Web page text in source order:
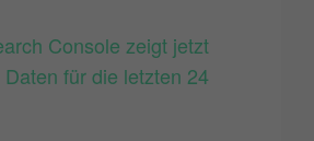
Console zeigt jetzt
für die letzten 24